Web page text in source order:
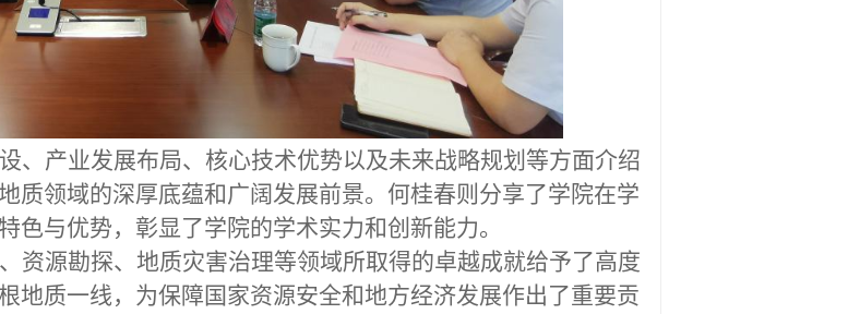
、产业发展布局、核心技术优势以及未来战略规划等方面介绍
质领域的深厚底蕴和广阔发展前景。何桂春则分享了学院在学
色与优势，彰显了学院的学术实力和创新能力。
资源勘探、地质灾害治理等领域所取得的卓越成就给予了高度
地质一线，为保障国家资源安全和地方经济发展作出了重要贡